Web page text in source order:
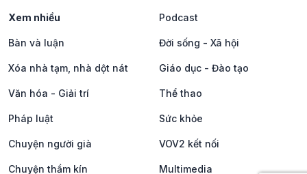
Xem nhiều Podcast
Bàn và luận Đời sống - Xã hội
Xóa nhà tạm, nhà dột nát Giáo dục - Đào tạo
Văn hóa - Giải trí Thể thao
Pháp luật Sức khỏe
Chuyện người già VOV2 kết nối
Chuyện thầm kín Multimedia